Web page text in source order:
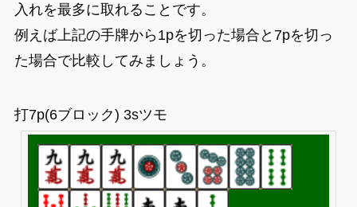
入れを最多に取れることです。
例えば上記の手牌から1pを切った場合と7pを切っ
た場合で比較してみましょう。
打7p(6ブロック) 3sツモ